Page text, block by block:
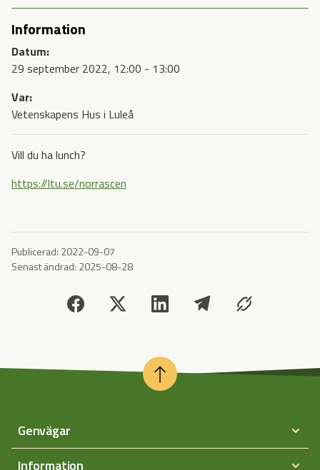
Information
Datum:
29 september 2022, 12:00 - 13:00
Var:
Vetenskapens Hus i Luleå
Vill du ha lunch?
https://ltu.se/norrascen
Publicerad: 2022-09-07
Senast ändrad: 2025-08-28
Genvägar
Information